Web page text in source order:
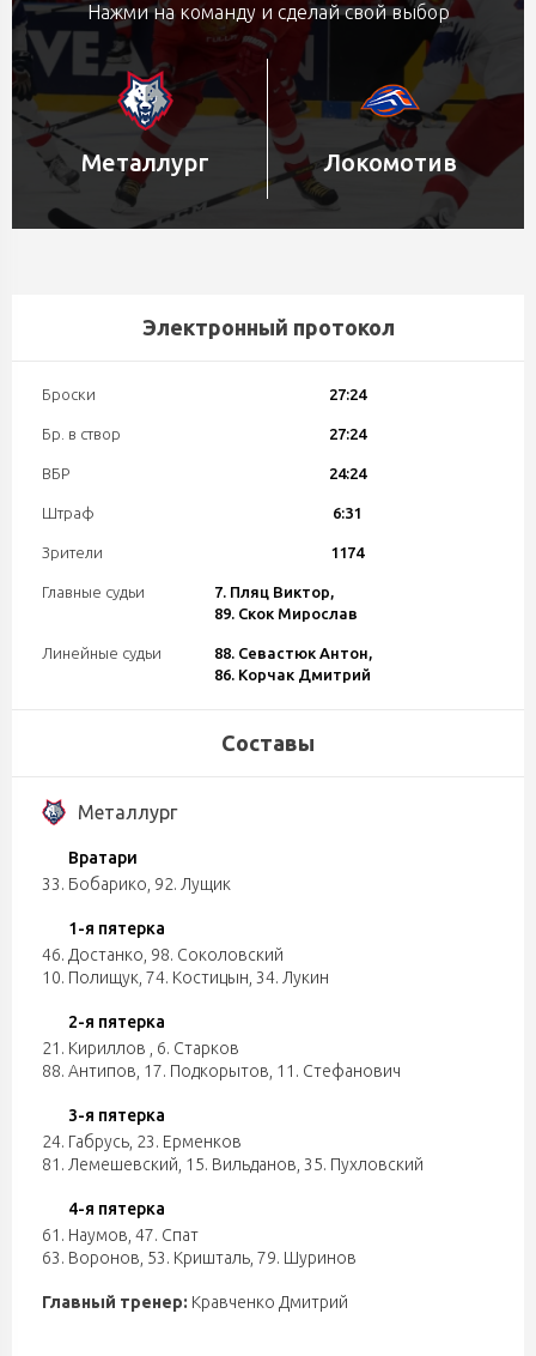
Нажми на команду и сделай свой выбор
Металлург Локомотив
Электронный протокол
Броски 27:24
Бр. в створ 27:24
ВБР 24:24
Штраф 6:31
Зрители 1174
Главные судьи
7. Пляц Виктор,
89. Скок Мирослав
Линейные судьи
88. Севастюк Антон,
86. Корчак Дмитрий
Составы
Металлург
Вратари
33. Бобарико 92. Лущик
1-я пятерка
46. Достанко 98. Соколовский
10. Полищук 74. Костицын 34. Лукин
2-я пятерка
21. Кириллов
6. Старков
88. Антипов 17. Подкорытов 11. Стефанович
3-я пятерка
24. Габрусь 23. Ерменков
81. Лемешевский 15. Вильданов 35. Пухловский
4-я пятерка
61. Наумов 47. Спат
63. Воронов 53. Кришталь 79. Шуринов
Главный тренер: Кравченко Дмитрий